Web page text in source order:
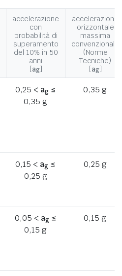
accelerazione
con
probabilità di
superamento
del 10% in 50
anni
[ag]
accelerazione
orizzontale
massima
convenzionale
(Norme
Tecniche)
[ag]
0,25 < ag≤
0,35 g
0,35 g
0,15 < ag ≤
0,25 g
0,25 g
0,05 < ag≤
0,15 g
0,15 g